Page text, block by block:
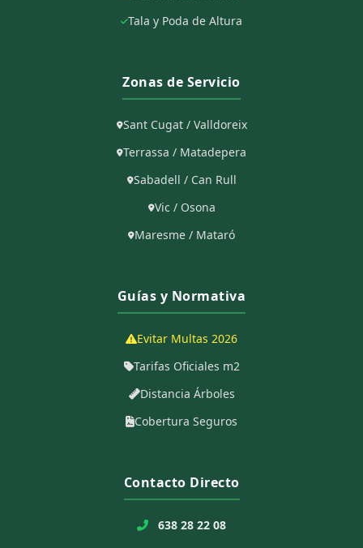
Tala y Poda de Altura
Zonas de Servicio
Sant Cugat / Valldoreix
Terrassa / Matadepera
Sabadell / Can Rull
Vic / Osona
Maresme / Mataró
Guías y Normativa
Evitar Multas 2026
Tarifas Oficiales m2
Distancia Árboles
Cobertura Seguros
Contacto Directo
638 28 22 08